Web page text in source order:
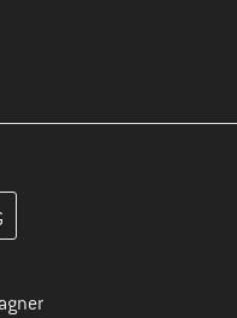
i næste trin din